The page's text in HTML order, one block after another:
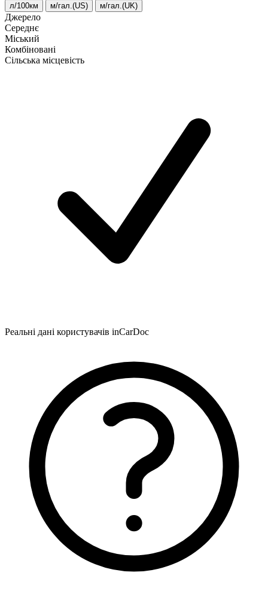
л/100км м/гал.(US) м/гал.(UK)
Джерело
Середнє
Міський
Комбіновані
Сільська місцевість
Реальні дані користувачів inCarDoc